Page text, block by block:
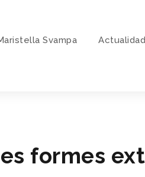
Svampa Actualidad
formes